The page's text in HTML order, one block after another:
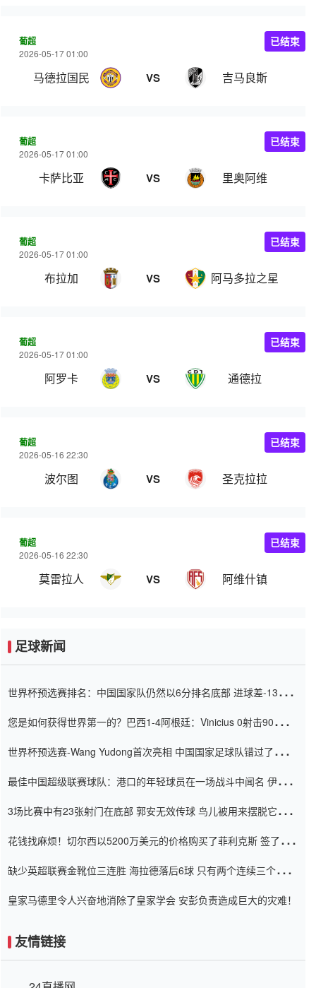
葡超
2026-05-17 01:00
马德拉国民 VS 吉马良斯
已结束
葡超
2026-05-17 01:00
卡萨比亚 VS 里奥阿维
已结束
葡超
2026-05-17 01:00
布拉加 VS 阿马多拉之星
已结束
葡超
2026-05-17 01:00
阿罗卡 VS 通德拉
已结束
葡超
2026-05-16 22:30
波尔图 VS 圣克拉拉
已结束
葡超
2026-05-16 22:30
莫雷拉人 VS 阿维什镇
已结束
足球新闻
世界杯预选赛排名：中国国家队仍然以6分排名底部 进球差-13令人
您是如何获得世界第一的？巴西1-4阿根廷：Vinicius 0射击90分钟
世界杯预选赛-Wang Yudong首次亮相 中国国家足球队错过了世界
最佳中国超级联赛球队：港口的年轻球员在一场战斗中闻名 伊万放
3场比赛中有23张射门在底部 郭安无效传球 鸟儿被用来摆脱它
花钱找麻烦！切尔西以5200万美元的价格购买了菲利克斯 签了7年
缺少英超联赛金靴位三连胜 海拉德落后6球 只有两个连续三个连续
皇家马德里令人兴奋地消除了皇家学会 安彭负责造成巨大的灾难！
友情链接